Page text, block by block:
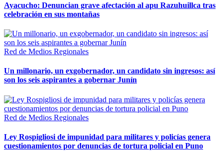
Ayacucho: Denuncian grave afectación al apu Razuhuillca tras
celebración en sus montañas
Red de Medios Regionales
Un millonario, un exgobernador, un candidato sin ingresos: así
son los seis aspirantes a gobernar Junín
Red de Medios Regionales
Ley Rospigliosi de impunidad para militares y policías genera
cuestionamientos por denuncias de tortura policial en Puno